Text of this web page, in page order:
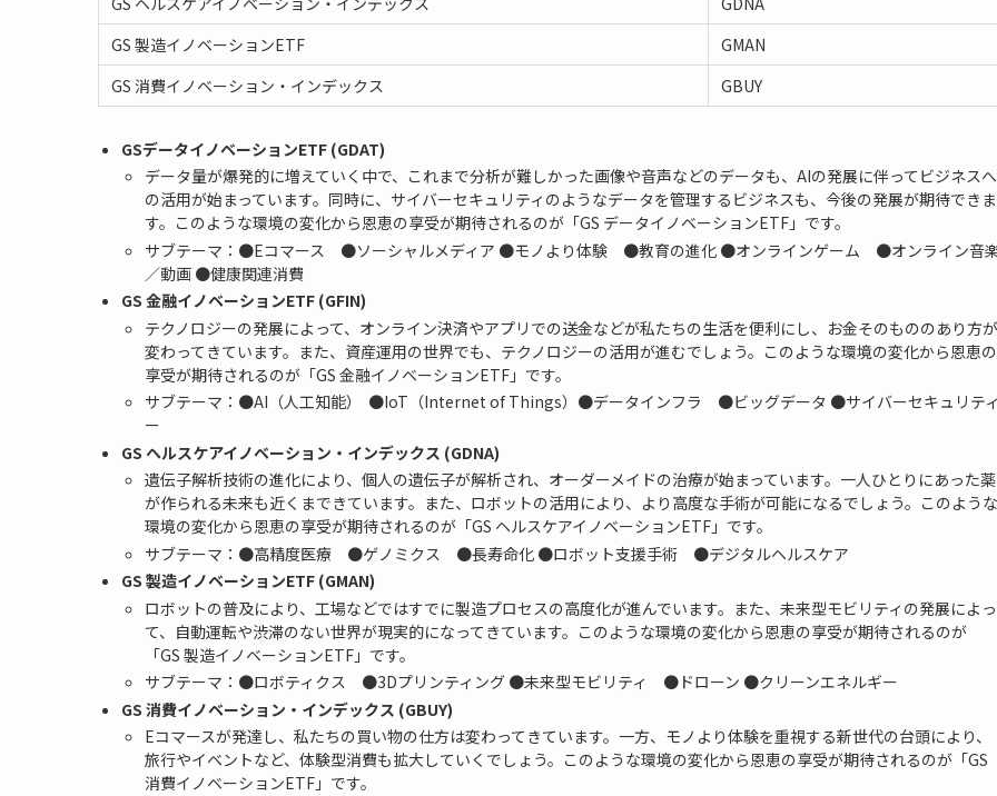
GS 製造イノベーションETF
GMAN
GS 消費イノベーション・インデックス
GBUY
GSデータイノベーションETF (GDAT)
データ量が爆発的に増えていく中で、これまで分析が難しかった画像や音声などのデータも、AIの発展に伴ってビジネスへ
の活用が始まっています。同時に、サイバーセキュリティのようなデータを管理するビジネスも、今後の発展が期待できま
す。このような環境の変化から恩恵の享受が期待されるのが「GS データイノベーションETF」です。
サブテーマ：●Eコマース ●ソーシャルメディア ●モノより体験 ●教育の進化 ●オンラインゲーム ●オンライン音
／動画 ●健康関連消費
GS 金融イノベーションETF (GFIN)
テクノロジーの発展によって、オンライン決済やアプリでの送金などが私たちの生活を便利にし、お金そのもののあり方が
変わってきています。また、資産運用の世界でも、テクノロジーの活用が進むでしょう。このような環境の変化から恩恵の
享受が期待されるのが「GS 金融イノベーションETF」です。
サブテーマ：●AI（人工知能） ●IoT（Internet of Things）●データインフラ ●ビッグデータ ●サイバーセキュリテ
ー
GS ヘルスケアイノベーション・インデックス (GDNA)
遺伝子解析技術の進化により、個人の遺伝子が解析され、オーダーメイドの治療が始まっています。一人ひとりにあった薬
が作られる未来も近くまできています。また、ロボットの活用により、より高度な手術が可能になるでしょう。このような
環境の変化から恩恵の享受が期待されるのが「GS ヘルスケアイノベーションETF」です。
サブテーマ：●高精度医療 ●ゲノミクス ●長寿命化 ●ロボット支援手術 ●デジタルヘルスケア
GS 製造イノベーションETF (GMAN)
ロボットの普及により、工場などではすでに製造プロセスの高度化が進んでいます。また、未来型モビリティの発展によっ
て、自動運転や渋滞のない世界が現実的になってきています。このような環境の変化から恩恵の享受が期待されるのが
「GS 製造イノベーションETF」です。
サブテーマ：●ロボティクス ●3Dプリンティング ●未来型モビリティ ●ドローン ●クリーンエネルギー
GS 消費イノベーション・インデックス (GBUY)
Eコマースが発達し、私たちの買い物の仕方は変わってきています。一方、モノより体験を重視する新世代の台頭により、
旅行やイベントなど、体験型消費も拡大していくでしょう。このような環境の変化から恩恵の享受が期待されるのが「GS
消費イノベーションETF」です。